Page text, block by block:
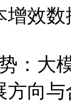
增效数
：
方向